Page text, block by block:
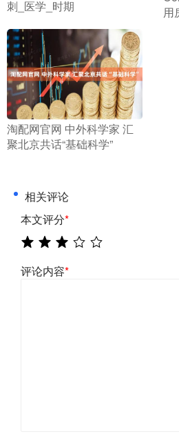
刺_医学_时期
用
​淘配网官网 中外科学家 汇
聚北京共话“基础科学”
相关评论
本文评分*
评论内容*